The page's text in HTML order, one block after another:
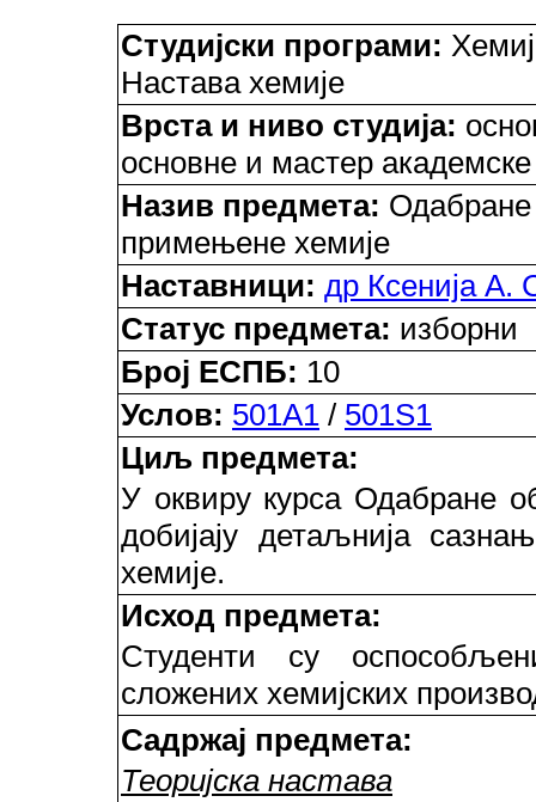
Студијски програми:
Настава хемије
Врста и ниво студија:
основне и мастер академске
Назив предмета:
примењене хемије
Наставници: др Ксенија А.
Статус предмета: изборни
Број ЕСПБ: 10
Услов: 501A1 / 501S1
Циљ предмета:
У оквиру курса Одабране
добијају детаљнија
хемије.
Исход предмета:
Студенти су
сложених хемијских
Садржај предмета:
Теоријска настава